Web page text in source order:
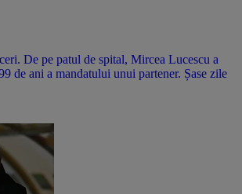
De pe patul de spital, Mircea Lucescu a
de ani a mandatului unui partener. Șase zile